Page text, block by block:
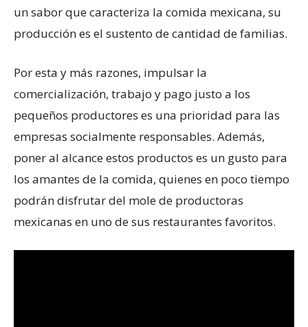
un sabor que caracteriza la comida mexicana, su
producción es el sustento de cantidad de familias.
Por esta y más razones, impulsar la
comercialización, trabajo y pago justo a los
pequeños productores es una prioridad para las
empresas socialmente responsables. Además,
poner al alcance estos productos es un gusto para
los amantes de la comida, quienes en poco tiempo
podrán disfrutar del mole de productoras
mexicanas en uno de sus restaurantes favoritos.